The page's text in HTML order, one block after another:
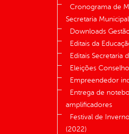
Cronograma de
Secretaria
Downloads
Editais da
Editais Secretaria
Eleições
Empreendedor
Entrega de
amplificadores
Festival de
(2022)